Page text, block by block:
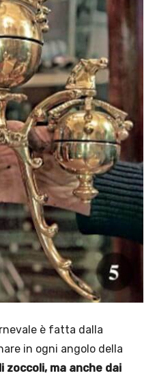
è fatta dalla
in ogni angolo della
zoccoli, ma anche dai